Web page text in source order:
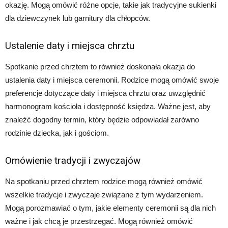
okazję. Mogą omówić różne opcje, takie jak tradycyjne sukienki
dla dziewczynek lub garnitury dla chłopców.
Ustalenie daty i miejsca chrztu
Spotkanie przed chrztem to również doskonała okazja do
ustalenia daty i miejsca ceremonii. Rodzice mogą omówić swoje
preferencje dotyczące daty i miejsca chrztu oraz uwzględnić
harmonogram kościoła i dostępność księdza. Ważne jest, aby
znaleźć dogodny termin, który będzie odpowiadał zarówno
rodzinie dziecka, jak i gościom.
Omówienie tradycji i zwyczajów
Na spotkaniu przed chrztem rodzice mogą również omówić
wszelkie tradycje i zwyczaje związane z tym wydarzeniem.
Mogą porozmawiać o tym, jakie elementy ceremonii są dla nich
ważne i jak chcą je przestrzegać. Mogą również omówić